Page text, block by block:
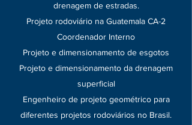
drenagem de estradas.
Projeto rodoviário na Guatemala CA-2
Coordenador Interno
Projeto e dimensionamento de esgotos
Projeto e dimensionamento da drenagem
superficial
Engenheiro de projeto geométrico para
diferentes projetos rodoviários no Brasil.